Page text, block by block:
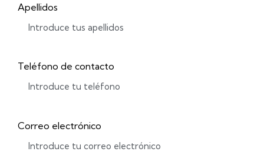
Apellidos
Teléfono de contacto
Correo electrónico